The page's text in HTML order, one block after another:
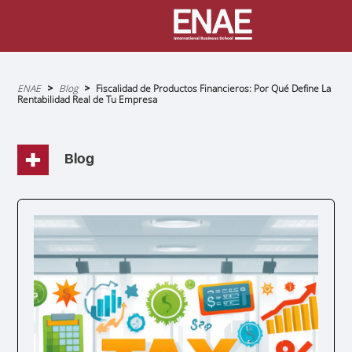
Sobrescribir
enlaces
de
navegación
ENAE Blog
Fiscalidad de Productos Financieros: Por Qué Define La
Rentabilidad Real de Tu Empresa
Blog